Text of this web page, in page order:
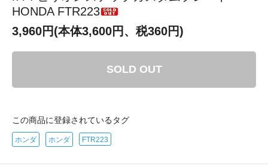
HONDA FTR223
3,960円(本体3,600円、税360円)
SOLD OUT
この商品に登録されているタグ
ホンダ ホンダ FTR223